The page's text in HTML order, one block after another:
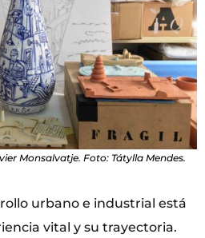
Monsalvatje. Foto: Tátylla Mendes.
urbano e industrial está
vital y su trayectoria.